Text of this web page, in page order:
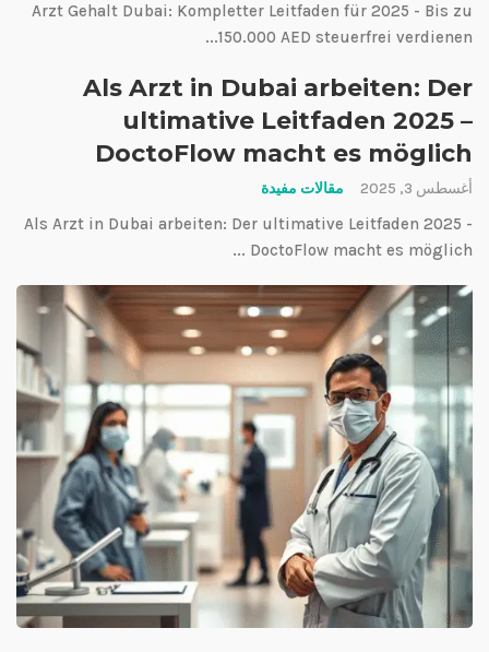
Arzt Gehalt Dubai: Kompletter Leitfaden für 2025 - Bis zu
150.000 AED steuerfrei verdienen...
Als Arzt in Dubai arbeiten: Der
ultimative Leitfaden 2025 –
DoctoFlow macht es möglich
أغسطس 3, 2025 مقالات مفيدة
Als Arzt in Dubai arbeiten: Der ultimative Leitfaden 2025 -
DoctoFlow macht es möglich ...